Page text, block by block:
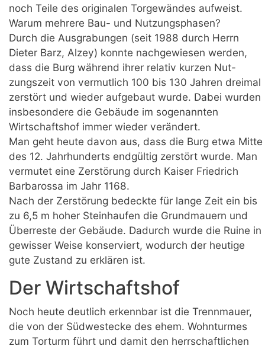
noch Teile des originalen Torgewändes aufweist.
Warum mehrere Bau- und Nutzungsphasen?
Durch die Ausgrabungen (seit 1988 durch Herrn
Dieter Barz, Alzey) konnte nachgewiesen werden,
dass die Burg während ihrer relativ kurzen Nut-
zungszeit von vermutlich 100 bis 130 Jahren dreimal
zerstört und wieder aufgebaut wurde. Dabei wurden
insbesondere die Gebäude im sogenannten
Wirtschaftshof immer wieder verändert.
Man geht heute davon aus, dass die Burg etwa Mitte
des 12. Jahrhunderts endgültig zerstört wurde. Man
vermutet eine Zerstörung durch Kaiser Friedrich
Barbarossa im Jahr 1168.
Nach der Zerstörung bedeckte für lange Zeit ein bis
zu 6,5 m hoher Steinhaufen die Grundmauern und
Überreste der Gebäude. Dadurch wurde die Ruine in
gewisser Weise konserviert, wodurch der heutige
gute Zustand zu erklären ist.
Der Wirtschaftshof
Noch heute deutlich erkennbar ist die Trennmauer,
die von der Südwestecke des ehem. Wohnturmes
zum Torturm führt und damit den herrschaftlichen